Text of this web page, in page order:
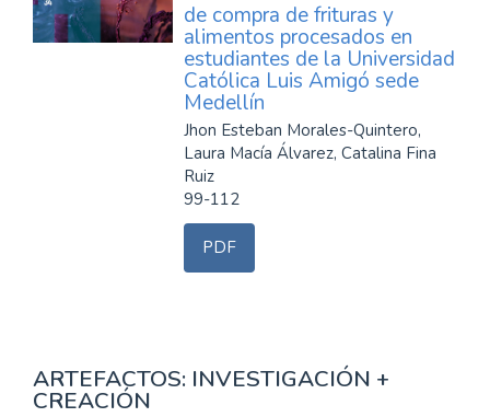
de compra de frituras y
alimentos procesados en
estudiantes de la Universidad
Católica Luis Amigó sede
Medellín
Jhon Esteban Morales-Quintero,
Laura Macía Álvarez, Catalina Fina
Ruiz
99-112
PDF
ARTEFACTOS: INVESTIGACIÓN +
CREACIÓN